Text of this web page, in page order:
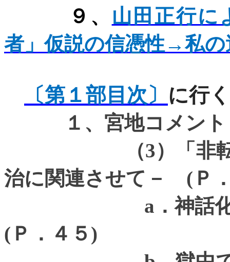
９、 山田正行に
者」仮説の信憑性→私の
〔第１部目次〕 に行く
１、宮地コメント
（3）「非
治に関連させて－ ( Ｐ
a ．神
( Ｐ．４５ )